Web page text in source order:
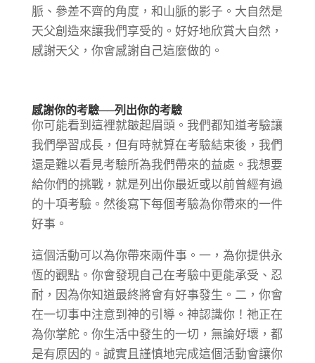
脈、參差不齊的角度，和山脈的影子。大自然是
天父創造來讓我們享受的。好好地欣賞大自然，
感謝天父，你會感謝自己這麼做的。
感謝你的考驗──列出你的考驗
你可能看到這裡就皺起眉頭。我們都知道考驗讓
我們學習成長，但有時就算在考驗結束後，我們
還是難以看見考驗所為我們帶來的益處。我想要
給你們的挑戰，就是列出你最近或以前曾經有過
的十項考驗。然後寫下每個考驗為你帶來的一件
好事。
這個活動可以為你帶來兩件事。一，為你提供永
恆的觀點。你會發現自己在考驗中更能承受、忍
耐，因為你知道最終將會有好事發生。二，你會
在一切事中注意到神的引導。神認識你！祂正在
為你掌舵。你生活中發生的一切，無論好壞，都
是有原因的。誠實且謹慎地完成這個活動會讓你